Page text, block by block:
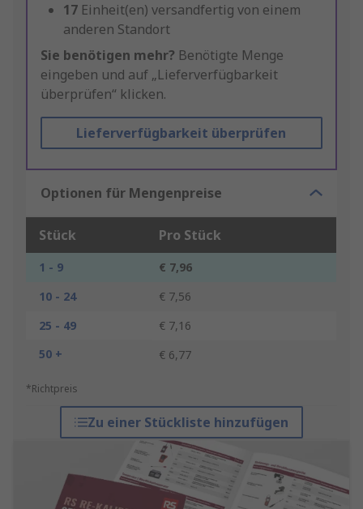
17 Einheit(en) versandfertig von einem
anderen Standort
Sie benötigen mehr? Benötigte Menge
eingeben und auf „Lieferverfügbarkeit
überprüfen“ klicken.
Lieferverfügbarkeit überprüfen
Optionen für Mengenpreise
Stück Pro Stück
1 - 9
€ 7,96
10 - 24
€ 7,56
25 - 49
€ 7,16
50 +
€ 6,77
*Richtpreis
Zu einer Stückliste hinzufügen